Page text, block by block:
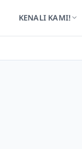
KENALI KAMI!